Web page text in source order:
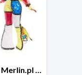
Lalki L.O.L. Surprise w Merlin.pl do -37%